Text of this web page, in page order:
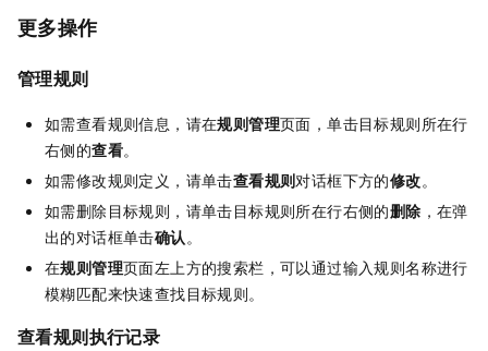
更多操作
管理规则
如需查看规则信息，请在规则管理页面，单击目标规则所在行
右侧的查看。
如需修改规则定义，请单击查看规则对话框下方的修改。
如需删除目标规则，请单击目标规则所在行右侧的删除 ，在弹
出的对话框单击确认。
在规则管理页面左上方的搜索栏，可以通过输入规则名称进行
模糊匹配来快速查找目标规则。
查看规则执行记录